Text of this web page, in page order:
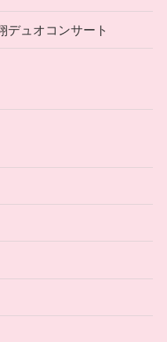
デュオコンサート